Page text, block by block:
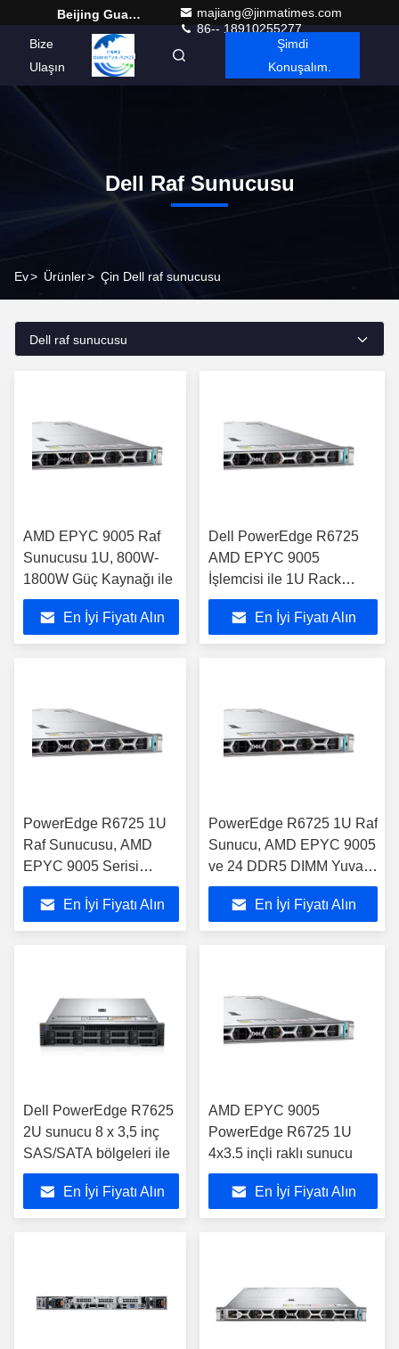
Beijing Guangtian Runze Technology Co., Ltd.
majiang@jinmatimes.com
86-- 18910255277
Bize
Ulaşın
Turkish
Şimdi
Konuşalım.
Dell Raf Sunucusu
Ev> Ürünler> Çin Dell raf sunucusu
Dell raf sunucusu
AMD EPYC 9005 Raf
Sunucusu 1U, 800W-
1800W Güç Kaynağı ile
En İyi Fiyatı Alın
Dell PowerEdge R6725
AMD EPYC 9005
İşlemcisi ile 1U Rack
Sunucusu
En İyi Fiyatı Alın
PowerEdge R6725 1U
Raf Sunucusu, AMD
EPYC 9005 Serisi
İşlemci ile
En İyi Fiyatı Alın
PowerEdge R6725 1U Raf
Sunucu, AMD EPYC 9005
ve 24 DDR5 DIMM Yuvası
ile
En İyi Fiyatı Alın
Dell PowerEdge R7625
2U sunucu 8 x 3,5 inç
SAS/SATA bölgeleri ile
En İyi Fiyatı Alın
AMD EPYC 9005
PowerEdge R6725 1U
4x3.5 inçli raklı sunucu
En İyi Fiyatı Alın